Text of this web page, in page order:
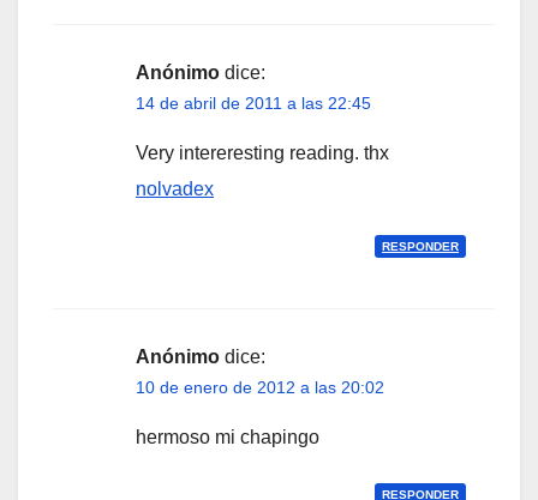
Anónimo dice:
14 de abril de 2011 a las 22:45
Very intereresting reading. thx
nolvadex
RESPONDER
Anónimo dice:
10 de enero de 2012 a las 20:02
hermoso mi chapingo
RESPONDER